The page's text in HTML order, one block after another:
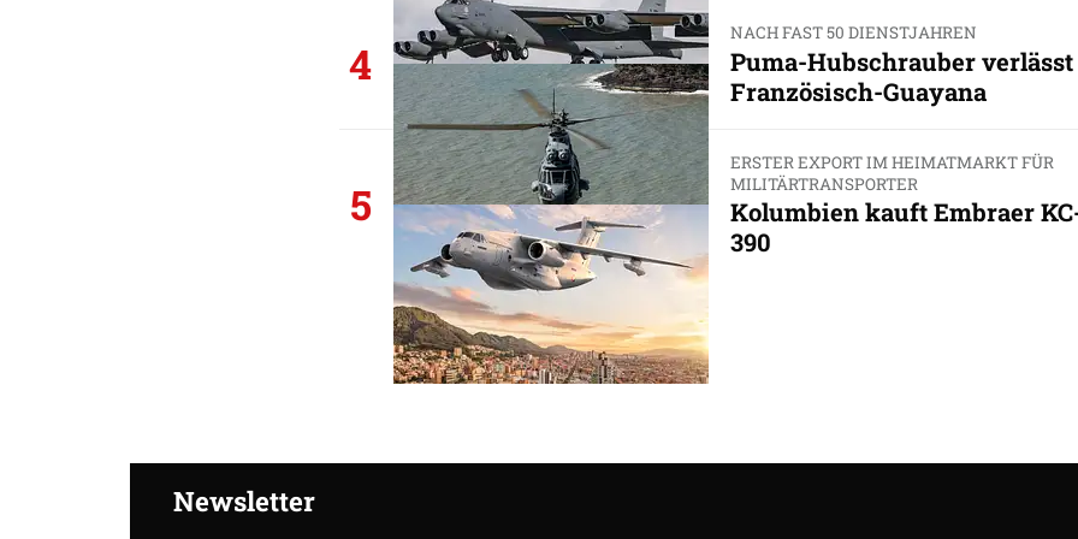
4
NACH FAST 50 DIENSTJAHREN
Puma-Hubschrauber verlässt
Französisch-Guayana
5
ERSTER EXPORT IM HEIMATMARKT FÜR
MILITÄRTRANSPORTER
Kolumbien kauft Embraer
390
Newsletter